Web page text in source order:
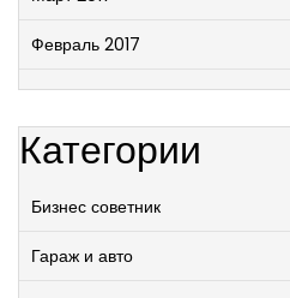
Февраль 2017
Категории
Бизнес советник
Гараж и авто